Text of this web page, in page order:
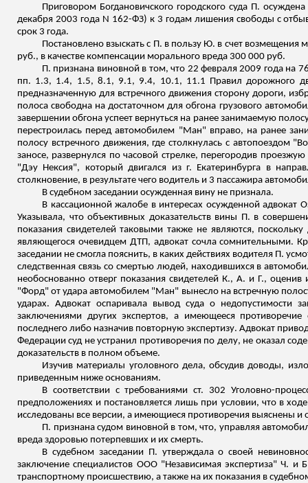
Приговором Богдановичского городского суда П.
декабря 2003 года N 162-ФЗ) к 3 годам лишения свободы с
срок 3 года.
Постановлено взыскать с П. в пользу Ю. в счет возмещения
руб., в качестве компенсации морального вреда 300 000 руб.
П. признана виновной в том, что 22 февраля 2009 года
пп. 1.3, 1.4, 1.5, 8.1, 9.1, 9.4, 10.1, 11.1 Правил дорожного
предназначенную для встречного движения сторону дороги,
полоса свободна на достаточном для обгона грузового
завершении обгона успеет вернуться на ранее занимаемую
перестроилась перед автомобилем "Ман" вправо, на ранее
полосу встречного движения, где столкнулась с автопоездом
заносе, развернулся по часовой стрелке, перегородив
"Дэу Нексия", который двигался из г. Екатеринбурга в
столкновение, в результате чего водитель и 3 пассажира
В судебном заседании осужденная вину не признала.
В кассационной жалобе в интересах осужденной адвокат
Указывала, что объективных доказательств вины П. в
показания свидетелей таковыми также не являются,
являющегося очевидцем ДТП, адвокат сочла сомнительными.
заседании не смогла пояснить, в каких действиях водителя П.
следственная связь со смертью людей, находившихся в
необоснованно отверг показания свидетелей К., А. и Г.,
"Форд" от удара автомобилем "Ман" вынесло на встречную
ударах. Адвокат оспаривала вывод суда о недопустимости
заключениями других экспертов, а имеющееся
последнего либо назначив повторную экспертизу. Адвокат
Федерации суд не устранил противоречия по делу, не оказал
доказательств в полном объеме.
Изучив материалы уголовного дела, обсудив доводы,
приведенным ниже основаниям.
В соответствии с требованиями ст. 302 Уголовно-
предположениях и постановляется лишь при условии, что в
исследованы все версии, а имеющиеся противоречия выяснены и
П. признана судом виновной в том, что, управляя
вреда здоровью потерпевших и их смерть.
В судебном заседании П. утверждала о своей
заключение специалистов ООО "Независимая экспертиза" Ч. и
транспортному происшествию, а также на их показания в